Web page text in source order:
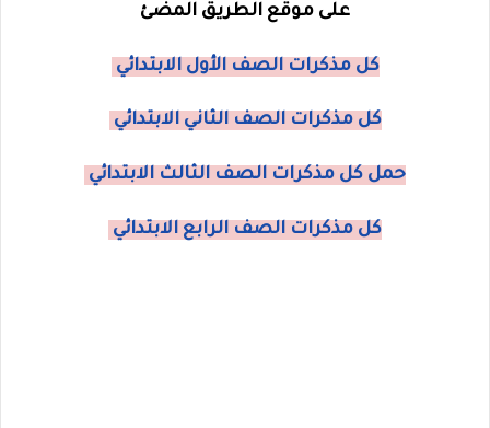
على موقع الطريق المضئ
كل مذكرات الصف الأول الابتدائي
كل مذكرات الصف الثاني الابتدائي
حمل كل مذكرات الصف الثالث الابتدائي
كل مذكرات الصف الرابع الابتدائي